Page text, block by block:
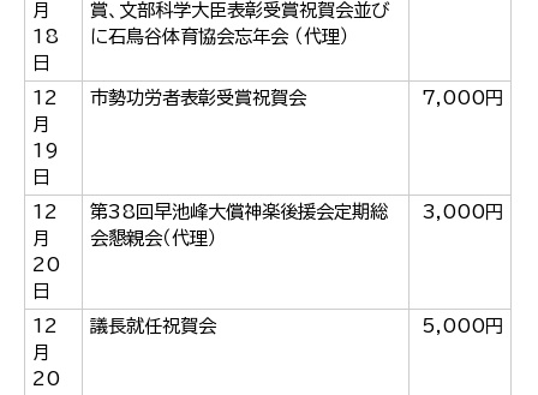
月
18
日
賞、文部科学大臣表彰受賞祝賀会並び
に石鳥谷体育協会忘年会 （代理）
12
月
19
日
市勢功労者表彰受賞祝賀会 7,000円
12
月
20
日
第38回早池峰大償神楽後援会定期総
会懇親会（代理）
3,000円
12
月
20
議長就任祝賀会 5,000円